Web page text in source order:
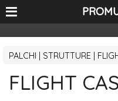
<-- Curio's GSC -->
PALCHI | STRUTTURE |
FLIGHT